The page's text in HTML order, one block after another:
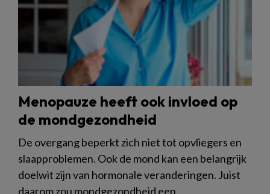
Menopauze heeft ook invloed op
de mondgezondheid
De overgang beperkt zich niet tot opvliegers en
slaapproblemen. Ook de mond kan een belangrijk
doelwit zijn van hormonale veranderingen. Juist
daarom zou mondgezondheid een